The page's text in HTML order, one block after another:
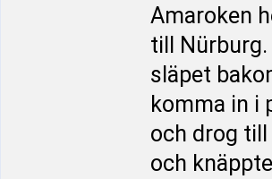
Amaroken
till Nürburg.
släpet
komma in i
och drog till
och